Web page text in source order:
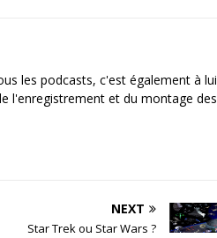
les podcasts, c'est également à lui
l'enregistrement et du montage des
NEXT
Star Trek ou Star Wars ?